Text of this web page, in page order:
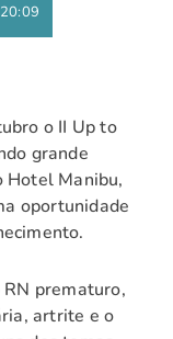
20:09
o II Up to
grande
Hotel Manibu,
oportunidade
prematuro,
artrite e o